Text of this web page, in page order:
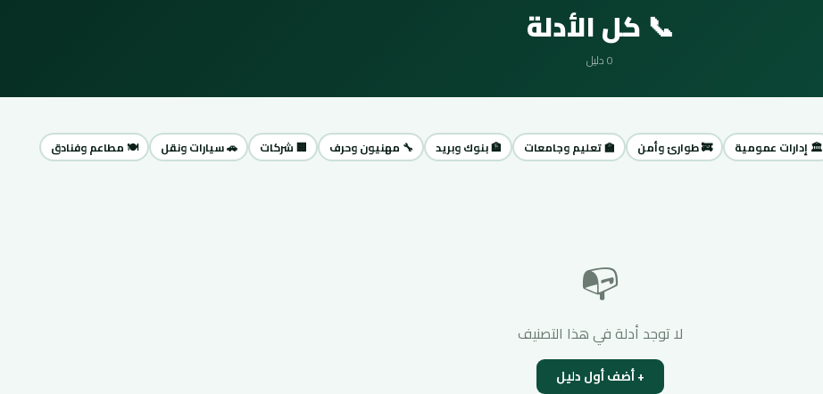
📞 كل الأدلة
0 دليل
🏛️ إدارات عمومية 🚒 طوارئ وأمن 🏫 تعليم وجامعات 🏦 بنوك وبريد 🔧 مهنيون وحرف 🏢 شركات 🚗 سيارات ونقل
🍽️ مطاعم وفنادق
📭
لا توجد أدلة في هذا التصنيف
+ أضف أول دليل